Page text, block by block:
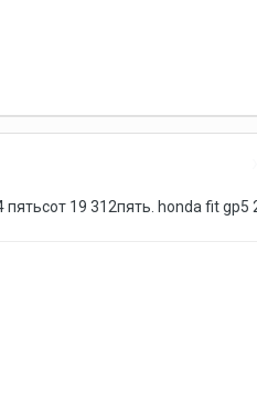
19 312пять. honda fit gp5